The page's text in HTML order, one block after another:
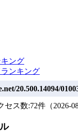
ング
ンキング
20.500.14094/
セス数:72件 （2026-